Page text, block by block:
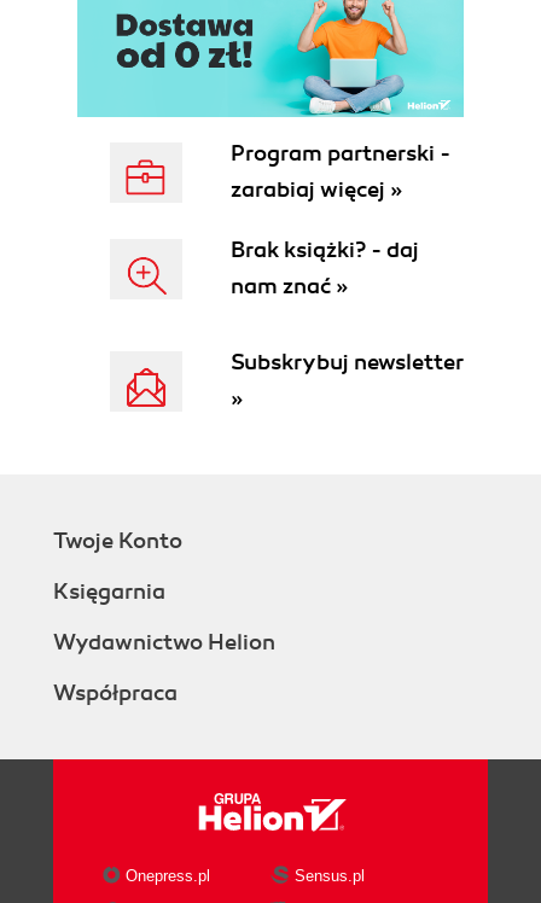
Rozdział 11. Tworzenie aplikacji internetowych 363
Wysyłanie poczty elektronicznej 364
Obsługa przesyłania plików 370
Skrypty PHP i JavaScript 382
Nagłówki HTTP 390
Funkcje daty i czasu 396
Wykonywanie transakcji 400
Rozdział 12. Ciasteczka i sesje 407
Posługiwanie się ciasteczkami 416
Sesje 430
Walidacja plików według typu 451
Walidacja plików na podstawie typu 457
Zapobieganie atakom XSS 461
Stosowanie rozszerzenia Filter 464
Zabezpieczanie haseł w PHP 475
Rozdział 14. Wyrażenia regularne Perl 485
Skrypt testujący 486
Definiowanie prostych wzorców 490
Klasy znaków 495
Program partnerski -
zarabiaj więcej »
Brak książki? - daj
nam znać »
Subskrybuj newsletter
»
Twoje Konto
Księgarnia
Wydawnictwo Helion
Współpraca
Onepress.pl
Sensus.pl